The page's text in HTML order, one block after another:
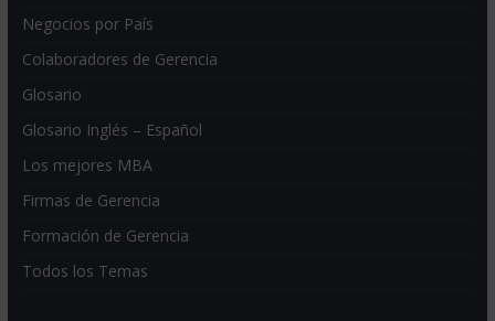
Negocios por País
Colaboradores de Gerencia
Glosario
Glosario Inglés – Español
Los mejores MBA
Firmas de Gerencia
Formación de Gerencia
Todos los Temas